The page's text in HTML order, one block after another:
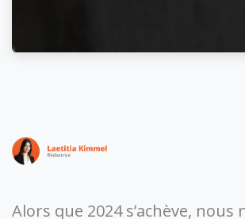
Alors que 2024 s’achève, nous